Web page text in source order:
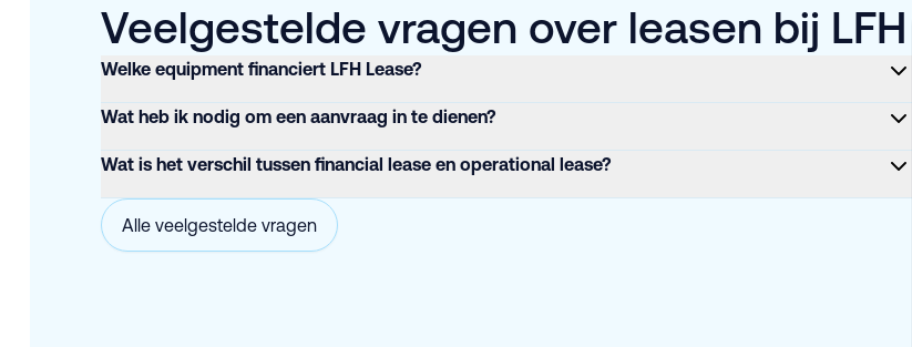
Veelgestelde vragen over leasen bij LFH
Welke equipment financiert LFH Lease?
Wat heb ik nodig om een aanvraag in te dienen?
Wat is het verschil tussen financial lease en operational lease?
Alle veelgestelde vragen